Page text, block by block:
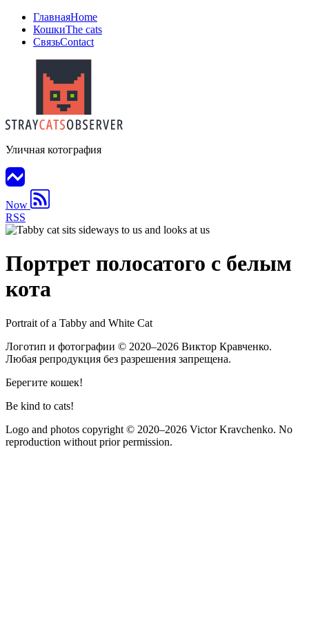
ГлавнаяHome
КошкиThe cats
СвязьContact
Уличная котография
Now
RSS
Портрет полосатого с белым
кота
Portrait of a Tabby and White Cat
Логотип и фотографии © 2020–2026 Виктор Кравченко.
Любая репродукция без разрешения запрещена.
Берегите кошек!
Be kind to cats!
Logo and photos copyright © 2020–2026 Victor Kravchenko. No
reproduction without prior permission.